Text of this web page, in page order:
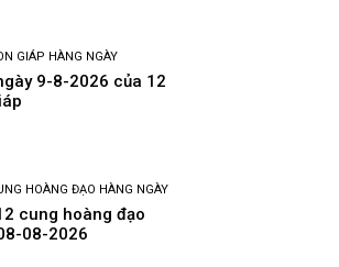
GIÁP HÀNG NGÀY
9-8-2026 của 12
HOÀNG ĐẠO HÀNG NGÀY
cung hoàng đạo
08-2026